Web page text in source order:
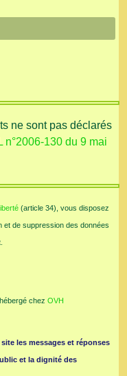
ne sont pas déclarés
130 du 9 mai
(article 34), vous disposez
et de suppression des données
chez OVH
les messages et réponses
et la dignité des